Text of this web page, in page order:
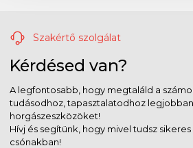
Szakértő szolgálat
Kérdésed van?
A legfontosabb, hogy megtaláld a
tudásodhoz, tapasztalatodhoz
horgászeszközöket!
Hívj és segítünk, hogy mivel tudsz
csónakban!